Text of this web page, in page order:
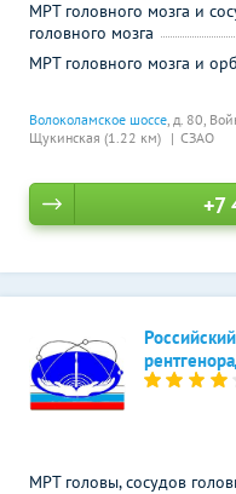
Волоколамское шоссе, д. 80,
Щукинская (1.22 км)
СЗАО
МРТ головного мозга и
головного мозга
МРТ головного мозга и
+7
МРТ головы, сосудов